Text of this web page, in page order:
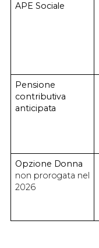
APE Sociale
Pensione
contributiva
anticipata
Opzione Donna
non prorogata nel
2026